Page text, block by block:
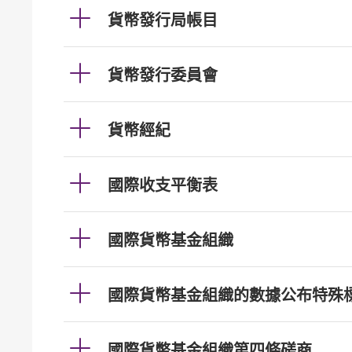
貨幣發行局帳目
貨幣發行委員會
貨幣經紀
國際收支平衡表
國際貨幣基金組織
國際貨幣基金組織的數據公布特殊